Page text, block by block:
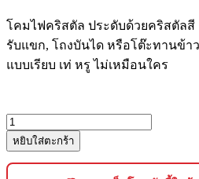
โคมไฟคริสตัล ประดับด้วยคริสตัลสี
รับแขก, โถงบันได หรือโต๊ะทานข้า
แบบเรียบ เท่ หรู ไม่เหมือนใคร
จำนวน
โคม
ไฟ
หยิบใส่ตะกร้า